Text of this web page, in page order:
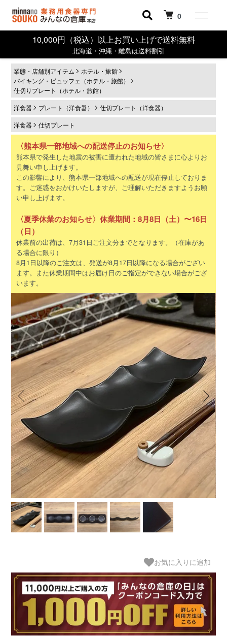
0
10,000円（税込）以上お買い上げで送料無料
北海道・沖縄・離島は送料割引
業態・店舗別アイテム
ホテル・旅館
バイキング・ビュッフェ（ホテル・旅館）
仕切りプレート（ホテル・旅館）
洋食器
プレート（洋食器）
仕切プレート（洋食器）
洋食器
仕切プレート
〈熊本県一部地域への配送停止のお知らせ〉
熊本県で発生した地震の被害に遭われた地域の皆さまに心よりお
見舞い申し上げます。
この影響により、熊本県一部地域への配送が現在停止しておりま
す。ご迷惑をおかけいたしますが、ご理解いただきますようお願
い申し上げます。
〈夏季休業のお知らせ〉休業期間：8月8日（土）〜16日
（日）
休業前の出荷は、7月31日ご注文分までとなります。（在庫があ
る場合に限り）
8月1日以降のご注文は、発送が8月17日以降になる場合がござい
ます。また休業期間中はお届け日のご指定ができない場合がござ
います。
お気に入りに追加